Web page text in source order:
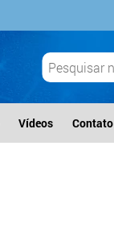
Vídeos Contato